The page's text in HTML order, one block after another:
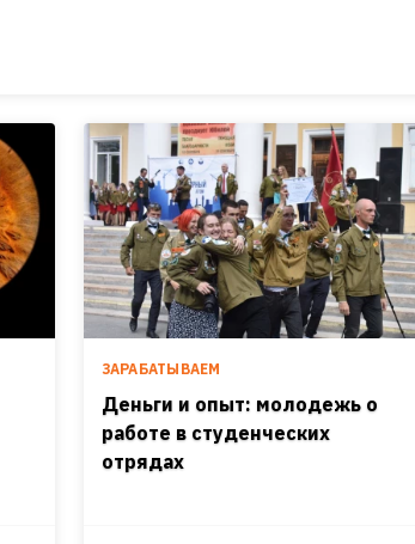
ЗАРАБАТЫВАЕМ
Деньги и опыт: молодежь о
работе в студенческих
отрядах